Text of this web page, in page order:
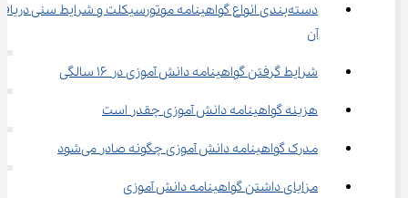
دسته‌بندی انواع گواهینامه موتورسیکلت و شرایط سنی
آن
شرایط گرفتن گواهینامه دانش آموزی در ۱۶ سالگی
هزینه گواهینامه دانش آموزی چقدر است
مدرک گواهینامه دانش آموزی چگونه صادر می‌شود
مزایای داشتن گواهینامه دانش آموزی